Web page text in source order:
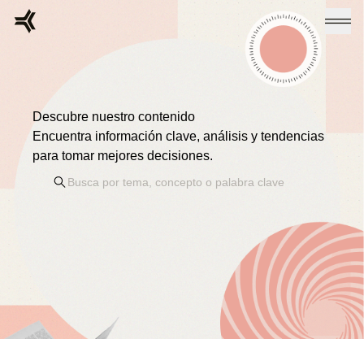
Descubre nuestro contenido
Encuentra información clave, análisis y tendencias
para tomar mejores decisiones.